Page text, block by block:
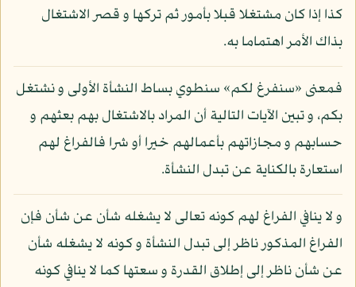
كذا إذا كان مشتغلا قبلا بأمور ثم تركها و قصر الاشتغال
بذاك الأمر اهتماما به.
فمعنى «سنفرغ لكم» سنطوي بساط النشأة الأولى و نشتغل
بكم، و تبين الآيات التالية أن المراد بالاشتغال بهم بعثهم و
حسابهم و مجازاتهم بأعمالهم خيرا أو شرا فالفراغ لهم
استعارة بالكناية عن تبدل النشأة.
و لا ينافي الفراغ لهم كونه تعالى لا يشغله شأن عن شأن فإن
الفراغ المذكور ناظر إلى تبدل النشأة و كونه لا يشغله شأن
عن شأن ناظر إلى إطلاق القدرة و سعتها كما لا ينافي كونه